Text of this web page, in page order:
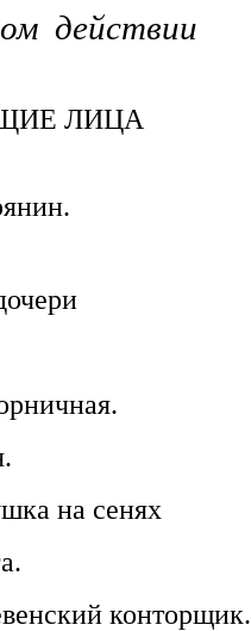
действии
ЛИЦА
на сенях
конторщик.